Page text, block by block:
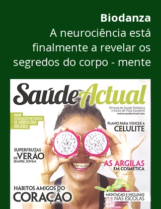
Biodanza
A neurociência está
finalmente a revelar os
segredos do corpo - mente